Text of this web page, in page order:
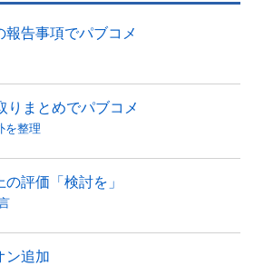
告事項でパブコメ
りまとめでパブコメ
を整理
評価「検討を」
ン追加